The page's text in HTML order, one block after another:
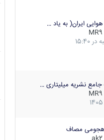
ایران( به یاد …
MR9
15:40
نشریه میلیتاری …
MR9
مصاف